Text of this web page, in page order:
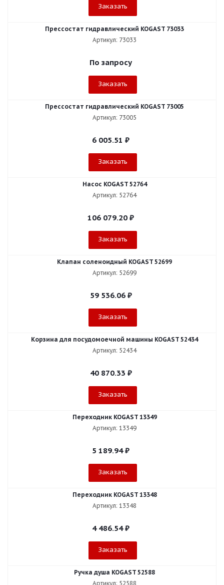
Заказать
Прессостат гидравлический KOGAST 73033
Артикул: 73033
По запросу
Заказать
Прессостат гидравлический KOGAST 73005
Артикул: 73005
6 005.51 ₽
Заказать
Насос KOGAST 52764
Артикул: 52764
106 079.20 ₽
Заказать
Клапан соленоидный KOGAST 52699
Артикул: 52699
59 536.06₽
Заказать
Корзина для посудомоечной машины KOGAST 52434
Артикул: 52434
40 870.33 ₽
Заказать
Переходник KOGAST 13349
Артикул: 13349
5 189.94₽
Заказать
Переходник KOGAST 13348
Артикул: 13348
4 486.54₽
Заказать
Ручка душа KOGAST 52588
Артикул: 52588